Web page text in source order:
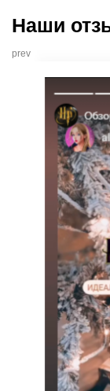
Наши
prev